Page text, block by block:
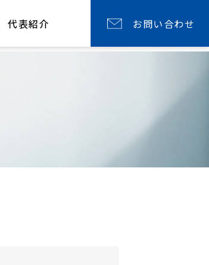
代表紹介 お問い合わせ